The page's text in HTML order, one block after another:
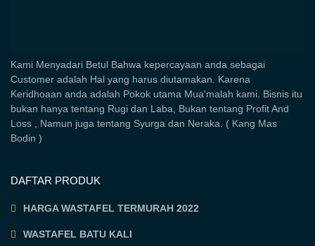
Kami Menyadari Betul Bahwa kepercayaan anda sebagai
Customer adalah Hal yang harus diutamakan. Karena
Keridhoaan anda adalah Pokok utama Mua'malah kami. Bisnis itu
bukan hanya tentang Rugi dan Laba, Bukan tentang Profit And
Loss , Namun juga tentang Syurga dan Neraka. ( Kang Mas
Bodin )
DAFTAR PRODUK
HARGA WASTAFEL TERMURAH 2022
WASTAFEL BATU KALI